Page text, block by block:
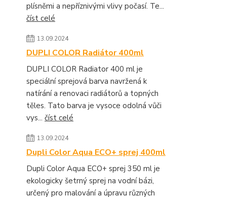
plísněmi a nepříznivými vlivy počasí. Te...
číst celé
13.09.2024
DUPLI COLOR Radiátor 400ml
DUPLI COLOR Radiator 400 ml je
speciální sprejová barva navržená k
natírání a renovaci radiátorů a topných
těles. Tato barva je vysoce odolná vůči
vys... číst celé
13.09.2024
Dupli Color Aqua ECO+ sprej 400ml
Dupli Color Aqua ECO+ sprej 350 ml je
ekologicky šetrný sprej na vodní bázi,
určený pro malování a úpravu různých